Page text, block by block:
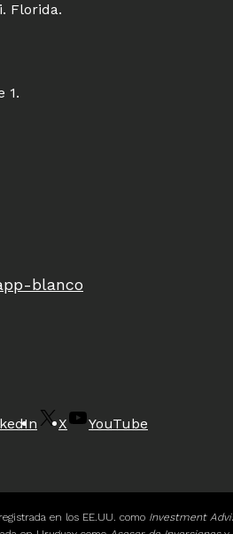
Florida.
1.
X YouTube
en los EE.UU. como Investment